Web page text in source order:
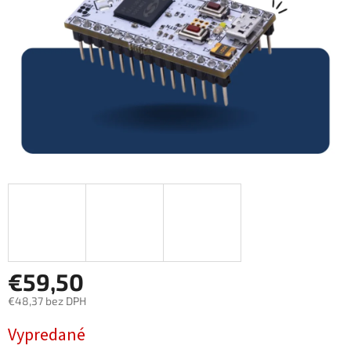
€59,50
€48,37 bez DPH
cena:
Vypredané